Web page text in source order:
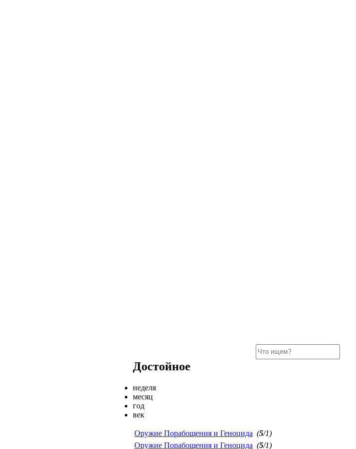
Достойное
неделя
месяц
год
век
Оружие Порабощения и Геноцида (5/1)
Оружие Порабощения и Геноцида (5/1)